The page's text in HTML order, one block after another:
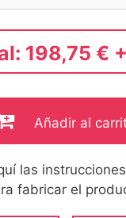
198,75 €
Añadir al
las
fabricar el